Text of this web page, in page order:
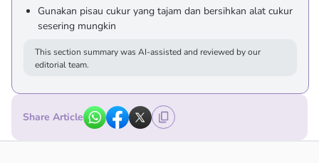
Gunakan pisau cukur yang tajam dan bersihkan alat cukur
sesering mungkin
This section summary was AI-assisted and reviewed by our
editorial team.
Share Article